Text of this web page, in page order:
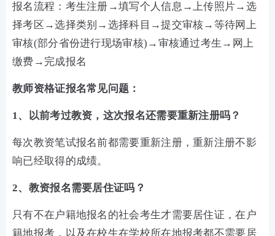
报名流程：考生注册→填写个人信息→上传照片→选
择考区→选择类别→选择科目→提交审核→等待网上
审核(部分省份进行现场审核)→审核通过考生→网上
缴费→完成报名
教师资格证报名常见问题：
1、以前考过教资，这次报名还需要重新注册吗？
每次教资笔试报名前都需要重新注册，重新注册不影
响已经取得的成绩。
2、教资报名需要居住证吗？
只有不在户籍地报名的社会考生才需要居住证，在户
籍地报考，以及在校生在学校所在地报考都不需要居